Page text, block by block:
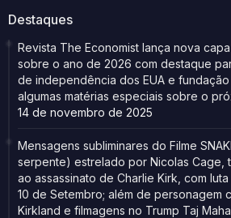
Destaques
Revista The Economist lança nova
sobre o ano de 2026 com destaque
de independência dos EUA e fundação
algumas matérias especiais sobre o
14 de novembro de 2025
Mensagens subliminares do Filme
serpente) estrelado por Nicolas Cage,
ao assassinato de Charlie Kirk, com
10 de Setembro; além de personagem
Kirkland e filmagens no Trump Taj